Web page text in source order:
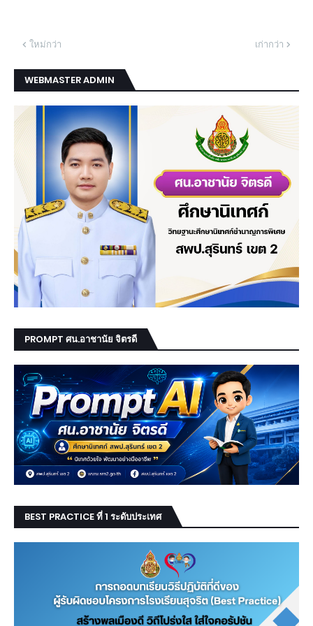
ใหม่กว่า เก่ากว่า
WEBMASTER ADMIN
PROMPT ศน.อาชานัย จิตรดี
BEST PRACTICE ที่ 1 ระดับประเทศ